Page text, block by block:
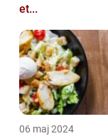
et...
06 maj 2024